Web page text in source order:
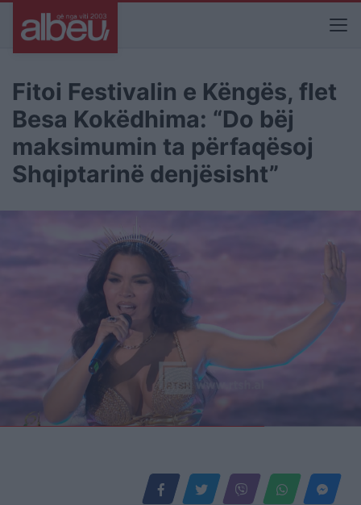
Fitoi Festivalin e Këngës, flet
Besa Kokëdhima: “Do bëj
maksimumin ta përfaqësoj
Shqiptarinë denjësisht”